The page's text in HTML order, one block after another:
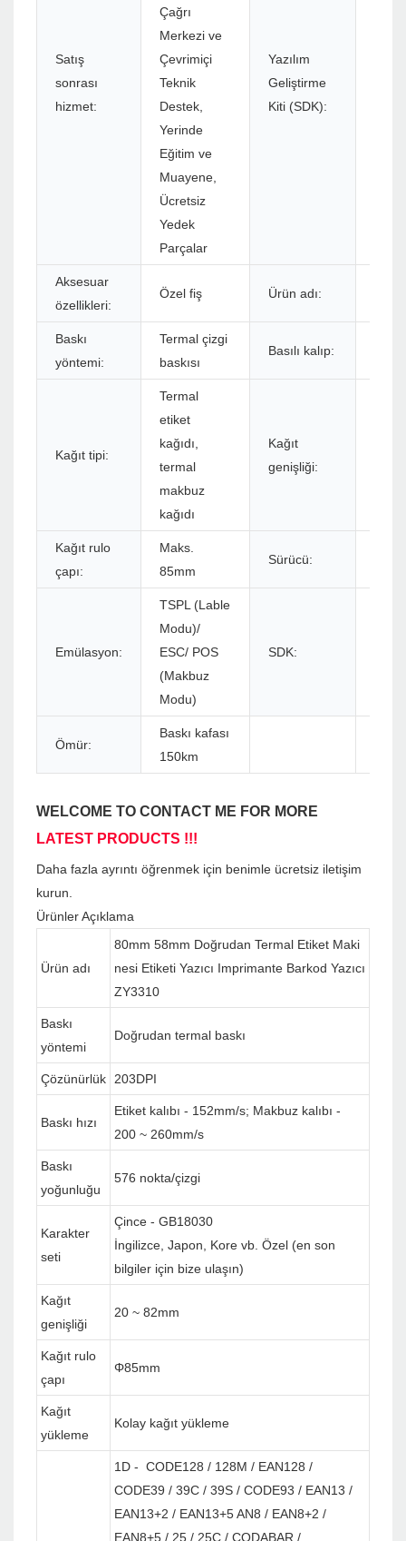
Satış
sonrası
hizmet:
Çağrı
Merkezi ve
Çevrimiçi
Teknik
Destek,
Yerinde
Eğitim ve
Muayene,
Ücretsiz
Yedek
Parçalar
Yazılım
Geliştirme
Kiti (SDK):
Aksesuar
özellikleri:
Özel fiş Ürün adı:
Baskı
yöntemi:
Termal çizgi
baskısı
Basılı kalıp:
Kağıt tipi:
Termal
etiket
kağıdı,
termal
makbuz
kağıdı
Kağıt
genişliği:
Kağıt rulo
çapı:
Maks.
85mm
Sürücü:
Emülasyon:
TSPL (Lable
Modu)/
ESC/ POS
(Makbuz
Modu)
SDK:
Ömür:
Baskı kafası
150km
WELCOME TO CONTACT ME FOR MORE
LATEST PRODUCTS !!!
Daha fazla ayrıntı öğrenmek için benimle ücretsiz iletişim
kurun.
Ürünler Açıklama
Ürün adı
80mm 58mm Doğrudan Termal Etiket Maki
nesi Etiketi Yazıcı Imprimante Barkod Yazıcı
ZY3310
Baskı
yöntemi
Doğrudan termal baskı
Çözünürlük 203DPI
Baskı hızı
Etiket kalıbı - 152mm/s; Makbuz kalıbı -
200 ~ 260mm/s
Baskı
yoğunluğu
576 nokta/çizgi
Karakter
seti
Çince - GB18030
İngilizce, Japon, Kore vb. Özel (en son
bilgiler için bize ulaşın)
Kağıt
genişliği
20 ~ 82mm
Kağıt rulo
çapı
Φ85mm
Kağıt
yükleme
Kolay kağıt yükleme
1D - CODE128 / 128M / EAN128 /
CODE39 / 39C / 39S / CODE93 / EAN13 /
EAN13+2 / EAN13+5 AN8 / EAN8+2 /
EAN8+5 / 25 / 25C / CODABAR /